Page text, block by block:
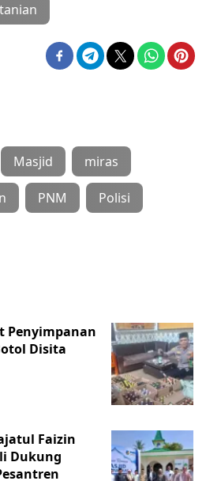
Masjid miras
PNM Polisi
Penyimpanan
Disita
Faizin
Dukung